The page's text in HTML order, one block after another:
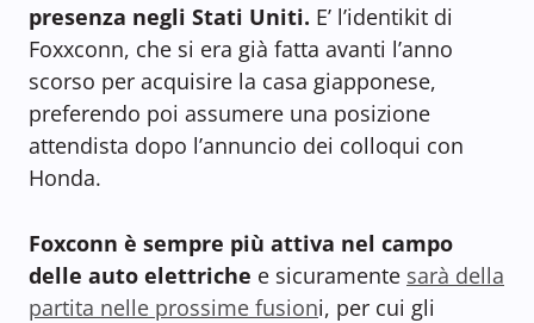
presenza negli Stati Uniti. E’ l’identikit di
Foxxconn, che si era già fatta avanti l’anno
scorso per acquisire la casa giapponese,
preferendo poi assumere una posizione
attendista dopo l’annuncio dei colloqui con
Honda.
Foxconn è sempre più attiva nel campo
delle auto elettriche e sicuramente sarà della
partita nelle prossime fusioni, per cui gli